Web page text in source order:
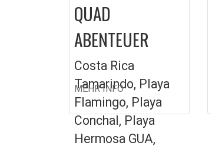
QUAD
ABENTEUER
Costa Rica
Tamarindo, Playa
Flamingo, Playa
Conchal, Playa
Hermosa GUA,
MEHR INFO